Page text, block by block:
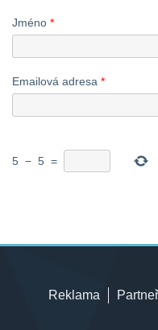
Jméno *
Emailová adresa *
5 − 5 =
Reklama